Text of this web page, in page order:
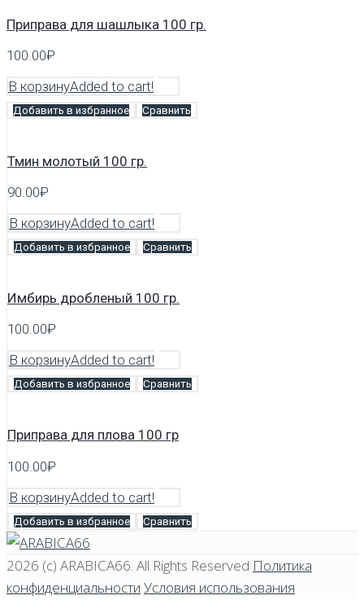
Приправа для шашлыка 100 гр.
100.00₽
В корзинуAdded to cart!
Добавить в избранное Сравнить
Тмин молотый 100 гр.
90.00₽
В корзинуAdded to cart!
Добавить в избранное Сравнить
Имбирь дробленый 100 гр.
100.00₽
В корзинуAdded to cart!
Добавить в избранное Сравнить
Приправа для плова 100 гр
100.00₽
В корзинуAdded to cart!
Добавить в избранное Сравнить
2026 (c) ARABICA66 . All Rights Reserved Политика
конфиденциальности Условия использования